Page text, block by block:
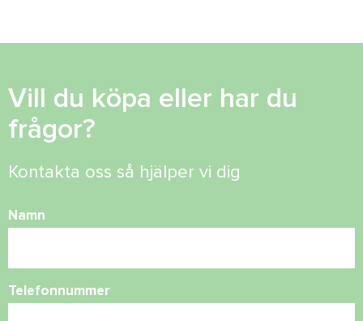
Vill du köpa eller har du
frågor?
Kontakta oss så hjälper vi dig
Namn
Telefonnummer